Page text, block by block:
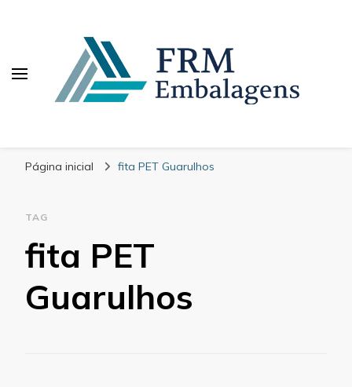
Página inicial fita PET Guarulhos
TAG
fita PET
Guarulhos